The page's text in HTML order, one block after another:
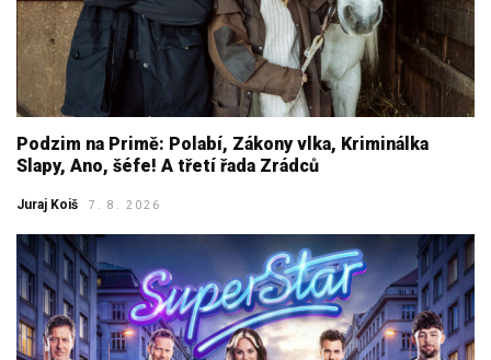
Podzim na Primě: Polabí, Zákony vlka, Kriminálka
Slapy, Ano, šéfe! A třetí řada Zrádců
Juraj Koiš 7. 8. 2026